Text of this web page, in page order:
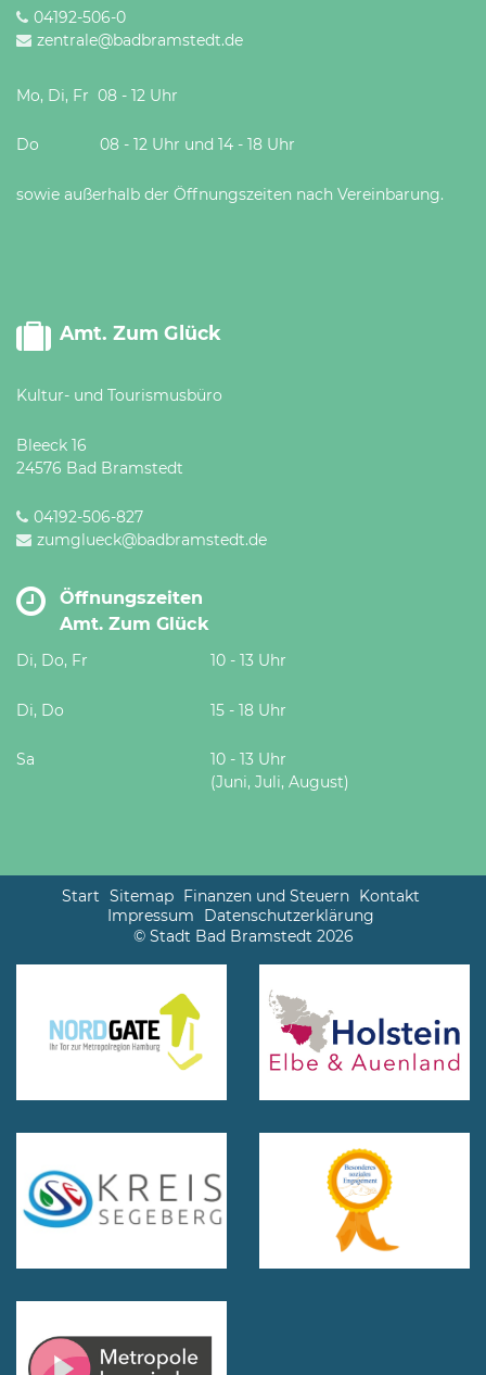
04192-506-0
zentrale@badbramstedt.de
Mo, Di, Fr 08 - 12 Uhr
Do 08 - 12 Uhr und 14 - 18 Uhr
sowie außerhalb der Öffnungszeiten nach Vereinbarung.
Amt. Zum Glück
Kultur- und Tourismusbüro
Bleeck 16
24576 Bad Bramstedt
04192-506-827
zumglueck@badbramstedt.de
Öffnungszeiten
Amt. Zum Glück
Di, Do, Fr 10 - 13 Uhr
Di, Do 15 - 18 Uhr
Sa
10 - 13 Uhr
(Juni, Juli, August)
Start Sitemap Finanzen und Steuern Kontakt
Impressum
Datenschutzerklärung
© Stadt Bad Bramstedt 2026